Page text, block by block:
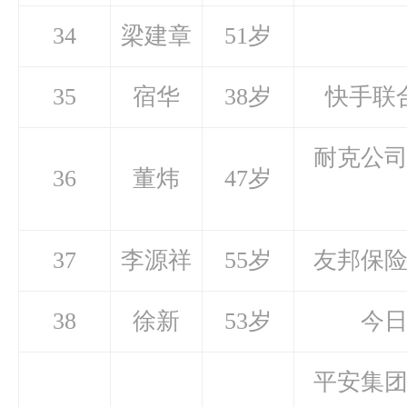
34 梁建章 51岁
35 宿华 38岁 快手联
36 董炜 47岁
耐克公
37 李源祥 55岁 友邦保
38 徐新 53岁 今
平安集